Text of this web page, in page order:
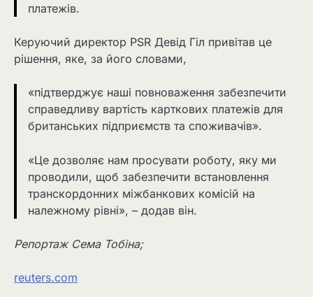
платежів.
Керуючий директор PSR Девід Гіл привітав це
рішення, яке, за його словами,
«підтверджує наші повноваження забезпечити
справедливу вартість карткових платежів для
британських підприємств та споживачів».
«Це дозволяє нам просувати роботу, яку ми
проводили, щоб забезпечити встановлення
транскордонних міжбанкових комісій на
належному рівні», – додав він.
Репортаж Сема Тобіна;
reuters.com